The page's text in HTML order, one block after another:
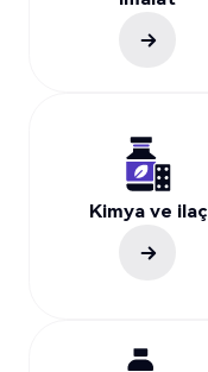
Kimya ve ilaç